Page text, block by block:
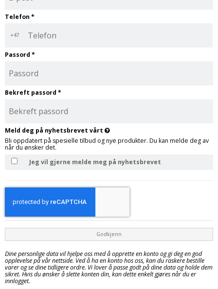
Telefon *
+47
Passord *
Bekreft passord *
Meld deg på nyhetsbrevet vårt
Bli oppdatert på spesielle tilbud og nye produkter. Du kan melde deg av
når du ønsker det.
Jeg vil gjerne melde meg på nyhetsbrevet
Godkjenn
Dine personlige data vil hjelpe oss med å opprette en konto og gi deg en god
opplevelse på vår nettside. Ved å ha en konto hos oss, kan du raskere bestille
varer og se dine tidligere ordre. Vi lover å passe godt på dine data og holde dem
sikret. Hvis du ønsker å slette konten din, kan dette enkelt gjøres når du er
innlogget.